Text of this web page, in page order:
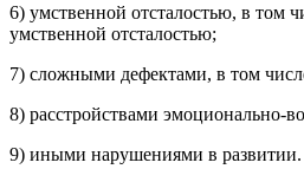
6) умственной отсталостью, в том
умственной отсталостью;
7) сложными дефектами, в том
8) расстройствами эмоционально-
9) иными нарушениями в развитии.